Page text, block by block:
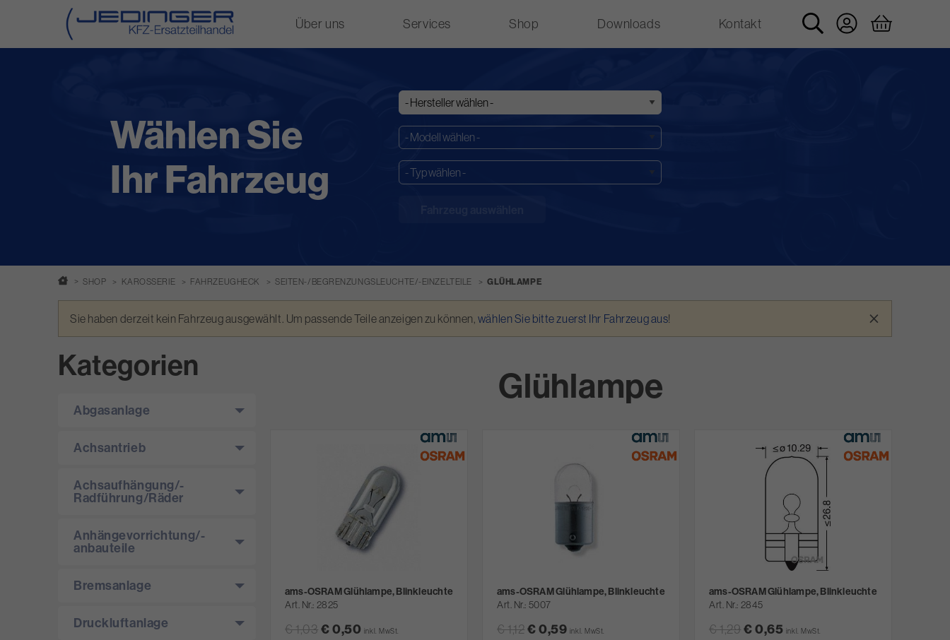
Über uns Services Shop Downloads Kontakt
Wählen Sie
Ihr Fahrzeug
SHOP KAROSSERIE FAHRZEUGHECK SEITEN-/BEGRENZUNGSLEUCHTE/-EINZELTEILE GLÜHLAMPE
Warnmeldung
Sie haben derzeit kein Fahrzeug ausgewählt. Um passende Teile anzeigen zu können, wählen Sie bitte zuerst Ihr Fahrzeug aus! ×
Glühlampe
ams-OSRAM Glühlampe, Blinkleuchte
Art. Nr. 2825
€ 1,03€ 0,50 inkl. MwSt.
ams-OSRAM Glühlampe, Blinkleuchte
Art. Nr. 5007
€ 1,12€ 0,59 inkl. MwSt.
ams-OSRAM Glühlampe, Blinkleuchte
Art. Nr. 2845
€ 1,29€ 0,65 inkl. MwSt.
Kategorien
Abgasanlage
Achsantrieb
Achsaufhängung/­
Radführung/­Räder
Anhängevorrichtung/­-
anbauteile
Bremsanlage
Druckluftanlage